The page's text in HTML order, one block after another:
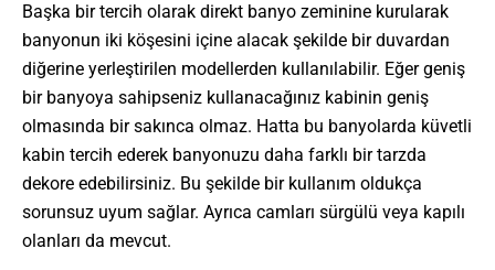
Başka bir tercih olarak direkt banyo zeminine kurularak
banyonun iki köşesini içine alacak şekilde bir duvardan
diğerine yerleştirilen modellerden kullanılabilir. Eğer geniş
bir banyoya sahipseniz kullanacağınız kabinin geniş
olmasında bir sakınca olmaz. Hatta bu banyolarda küvetli
kabin tercih ederek banyonuzu daha farklı bir tarzda
dekore edebilirsiniz. Bu şekilde bir kullanım oldukça
sorunsuz uyum sağlar. Ayrıca camları sürgülü veya kapılı
olanları da mevcut.